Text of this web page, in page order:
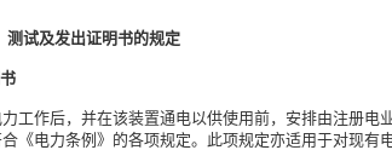
测试及发出证明书的规定
工作后，并在该装置通电以供使用前，安排由注册电
《电力条例》的各项规定。此项规定亦适用于对现有